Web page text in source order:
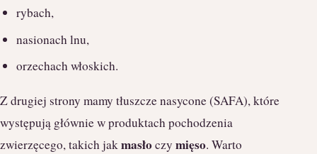
rybach,
nasionach lnu,
orzechach włoskich.
Z drugiej strony mamy tłuszcze nasycone (SAFA), które
występują głównie w produktach pochodzenia
zwierzęcego, takich jakmasłoczy mięso. Warto